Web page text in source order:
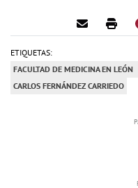
ETIQUETAS:
FACULTAD DE MEDICINA EN LEÓN
CARLOS FERNÁNDEZ CARRIEDO